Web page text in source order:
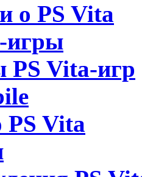
о PS Vita
игры
PS Vita-игр
PS Vita